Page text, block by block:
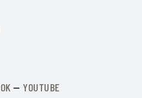
— YOUTUBE